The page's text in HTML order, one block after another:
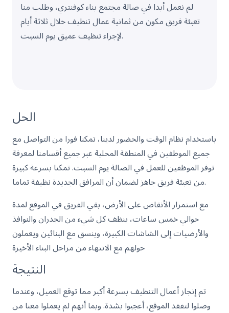
لم نعمل أبدا في صالة مجتمع بناء كوفنتري، وطلب منا
تعبئة فريق مكون من ثمانية عمال تنظيف خلال ثلاثة أيام
لإجراء تنظيف عميق يوم السبت.
الحل
باستخدام نظام الوقت والحضور لدينا، تمكنا فورا من التواصل مع
جميع الموظفين في المنطقة المحلية عبر جميع أقسامنا لمعرفة
توفر الموظفين للعمل في الصالة يوم السبت. تمكنا بسرعة كبيرة
من تعبئة فريق جاهز لضمان أن المرافق الجديدة نظيفة تماما.
مع استمرار الأنقاض على الأرض، بقي الفريق في الموقع لمدة
حوالي خمس ساعات، ينظف كل شيء من الجدران والنوافذ
والأرضيات إلى الشاشات الكبيرة، وينسق مع البنائين ويعملون
حولهم مع الانتهاء من مراحل البناء الأخيرة
النتيجة
تم إنجاز أعمال التنظيف بسرعة أكبر مما توقع العميل، وعندما
وصلوا لتفقد الموقع، أعجبوا بشدة. وبما أنهم لم يعملوا معنا من